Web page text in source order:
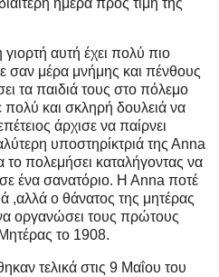
αυτή έχει πολύ πιο
σαν μέρα μνήμης και πένθους
τα παιδιά τους στο πόλεμο
και σκληρή δουλειά να
άρχισε να παίρνει
υποστηρίκτριά της Αnna
το πολεμήσει καταλήγοντας να
ένα σανατόριο. H Anna ποτέ
,αλλά ο θάνατος της μητέρας
οργανώσει τους πρώτους
το 1908.
τελικά στις 9 Μαΐου του